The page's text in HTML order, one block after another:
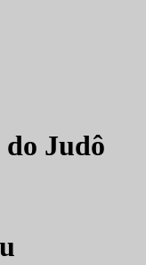
Judô